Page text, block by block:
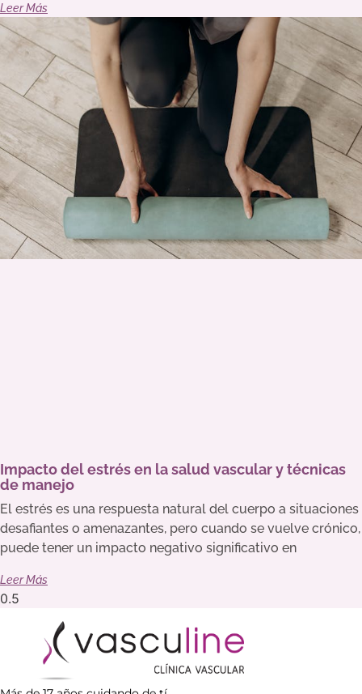
Leer Más
Impacto del estrés en la salud vascular y técnicas
de manejo
El estrés es una respuesta natural del cuerpo a situaciones
desafiantes o amenazantes, pero cuando se vuelve crónico,
puede tener un impacto negativo significativo en
Leer Más